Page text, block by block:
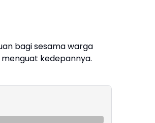
bagi sesama warga
kedepannya.